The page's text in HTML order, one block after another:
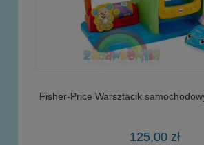
Fisher-Price Warsztacik
125,00 zł